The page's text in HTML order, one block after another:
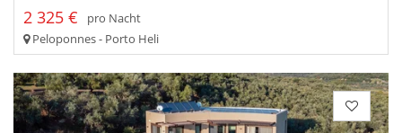
2 325 €
pro Nacht
Peloponnes - Porto Heli